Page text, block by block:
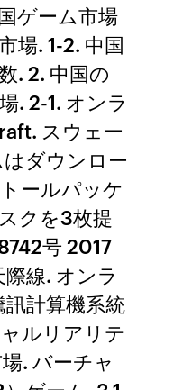
ゲーム市場
場. 1-2. 中国
. 2. 中国の
. 2-1. オンラ
スウェー
ダウンロー
ールパッケ
クを3枚提
号 2017
線. オンラ
計算機系統
ルリアリテ
. バーチャ